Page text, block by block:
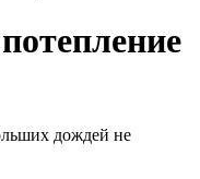
дождей не